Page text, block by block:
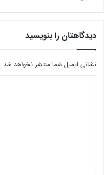
دیدگاهتان را بنویسید
نشانی ایمیل شما منتشر نخواهد شد.